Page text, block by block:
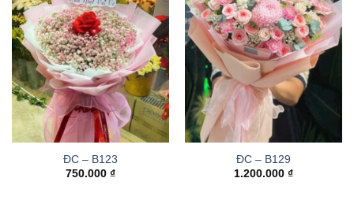
ĐC – B123
750.000 ₫
ĐC – B129
1.200.000 ₫